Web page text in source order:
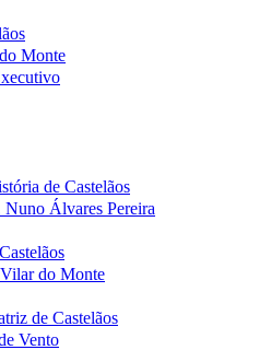
Monte
de Castelãos
Nuno Álvares Pereira
do Monte
de Castelãos
Vento